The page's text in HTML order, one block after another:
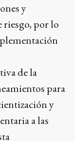
y
riesgo, por lo
de la
para
y
a las